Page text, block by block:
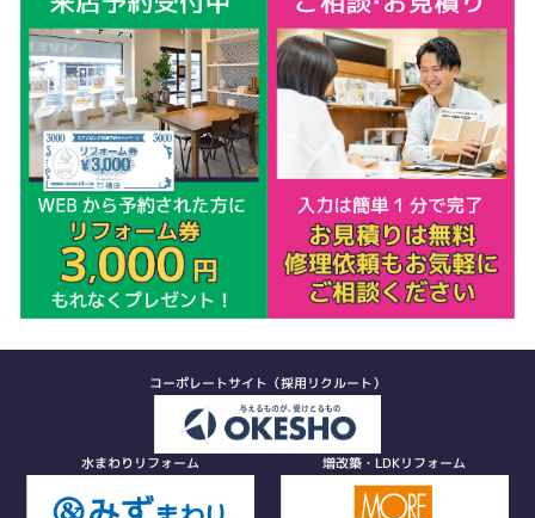
コーポレートサイト（採用リクルート）
水まわりリフォーム 増改築・LDKリフォーム